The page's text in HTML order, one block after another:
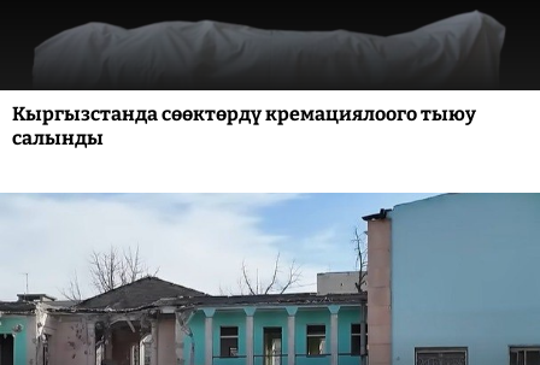
Кыргызстанда сөөктөрдү кремациялоого тыюу
салынды